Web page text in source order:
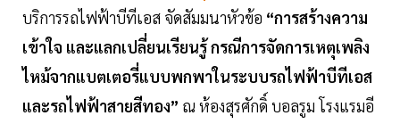
บริการรถไฟฟ้าบีทีเอส จัดสัมมนาหัวข้อ “การสร้างความ
เข้าใจ และแลกเปลี่ยนเรียนรู้ กรณีการจัดการเหตุเพลิง
ไหม้จากแบตเตอรี่แบบพกพาในระบบรถไฟฟ้าบีทีเอส
และรถไฟฟ้าสายสีทอง” ณ ห้องสุรศักดิ์ บอลรูม โรงแรมอี